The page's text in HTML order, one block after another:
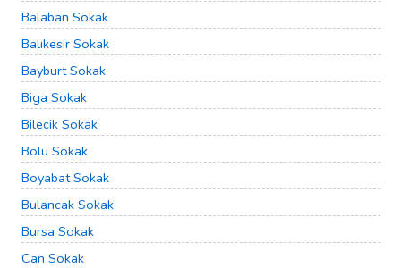
Balaban Sokak
Balıkesir Sokak
Bayburt Sokak
Biga Sokak
Bilecik Sokak
Bolu Sokak
Boyabat Sokak
Bulancak Sokak
Bursa Sokak
Can Sokak